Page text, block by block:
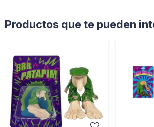
Productos que te pueden